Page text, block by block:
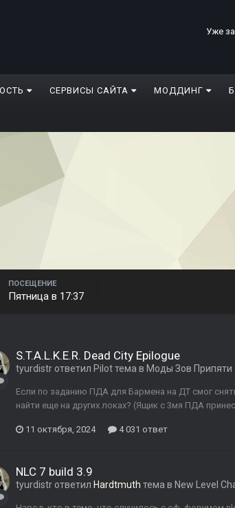
Уже
СЕРВИСЫ САЙТА МОДДИНГ
ПОСЕЩЕНИЕ
Пятница в 17:37
S.T.A.L.K.E.R. Dead City Epilogue
tyurdistr ответил Pilotтема в Моды Зов Припяти
Если по заданию ПДА для Бармена на ДТ смог
найти еще на других локах? (Ящик с 3мя ПДА
11 октября, 2024 4 031 ответ
NLC 7 build 3.9
tyurdistr ответил Hardtmuth тема в New Level